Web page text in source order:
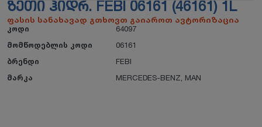
ᲖᲔᲗᲘ ᲰᲘᲓᲠ. FEBI 06161 (46161) 1L
ფასის სანახავად გთხოვთ გაიაროთ ავტორიზაცია
კოდი
64097
მომწოდებლის კოდი
06161
ბრენდი
FEBI
მარკა
MERCEDES-BENZ MAN